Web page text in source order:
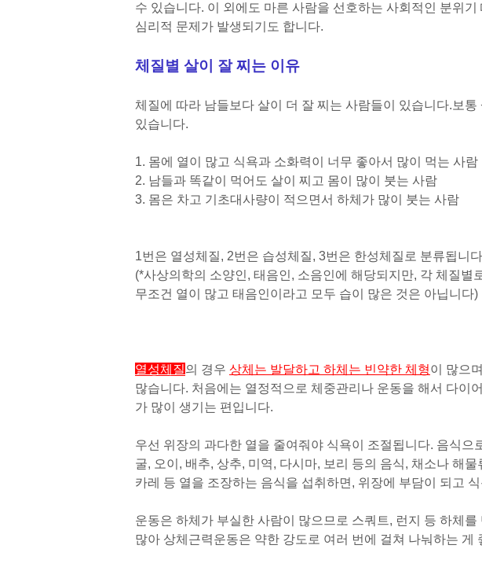
수 있습니다. 이 외에도 마른 사람을 선호하는 사회적인 분위
심리적 문제가 발생되기도 합니다.
체질별 살이 잘 찌는 이유
체질에 따라 남들보다 살이 더 잘 찌는 사람들이 있습니다. 보통
있습니다.
1. 몸에 열이 많고 식욕과 소화력이 너무 좋아서 많이 먹는 사람
2. 남들과 똑같이 먹어도 살이 찌고 몸이 많이 붓는 사람
3. 몸은 차고 기초대사량이 적으면서 하체가 많이 붓는 사람
1번은 열성체질, 2번은 습성체질, 3번은 한성체질로 분류됩니
(*사상의학의 소양인, 태음인, 소음인에 해당되지만, 각 체질별
무조건 열이 많고 태음인이라고 모두 습이 많은 것은 아닙니다)
열성체질의 경우 상체는 발달하고 하체는 빈약한 체형이 많으
많습니다. 처음에는 열정적으로 체중관리나 운동을 해서 다이
가 많이 생기는 편입니다.
우선 위장의 과다한 열을 줄여줘야 식욕이 조절됩니다. 음식으
굴, 오이, 배추, 상추, 미역, 다시마, 보리 등의 음식, 채소나 해
카레 등 열을 조장하는 음식을 섭취하면, 위장에 부담이 되고
운동은 하체가 부실한 사람이 많으므로 스쿼트, 런지 등 하체
많아 상체근력운동은 약한 강도로 여러 번에 걸쳐 나눠하는 게